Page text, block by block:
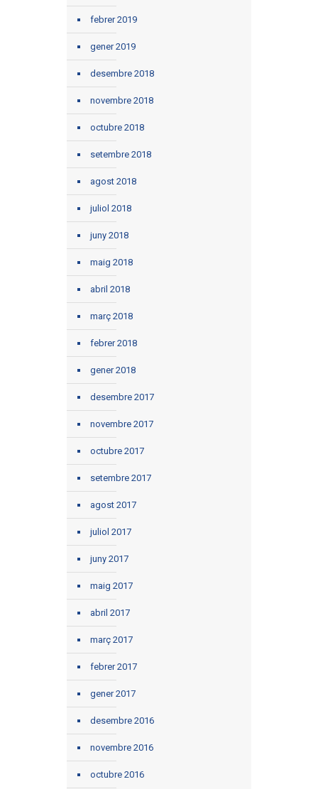
febrer 2019
gener 2019
desembre 2018
novembre 2018
octubre 2018
setembre 2018
agost 2018
juliol 2018
juny 2018
maig 2018
abril 2018
març 2018
febrer 2018
gener 2018
desembre 2017
novembre 2017
octubre 2017
setembre 2017
agost 2017
juliol 2017
juny 2017
maig 2017
abril 2017
març 2017
febrer 2017
gener 2017
desembre 2016
novembre 2016
octubre 2016